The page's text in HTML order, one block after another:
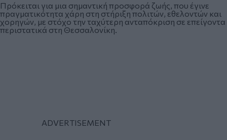
Πρόκειται για μια σημαντική προσφορά ζωής, που έγινε
πραγματικότητα χάρη στη στήριξη πολιτών, εθελοντών και
χορηγών, με στόχο την ταχύτερη ανταπόκριση σε επείγοντα
περιστατικά στη Θεσσαλονίκη.